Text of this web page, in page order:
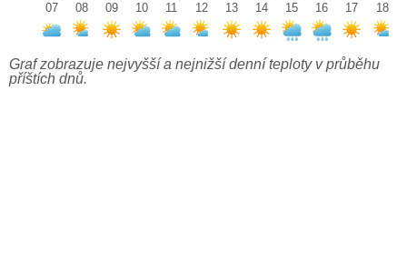
07
08
09
10
11
12
13
14
15
16
17
18
Graf zobrazuje nejvyšší a nejnižší denní teploty v průběhu
příštích dnů.